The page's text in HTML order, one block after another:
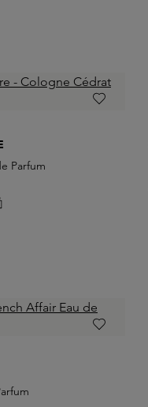
Parfum